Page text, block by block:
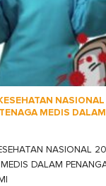
MEDIS
NASIONAL
DALAM